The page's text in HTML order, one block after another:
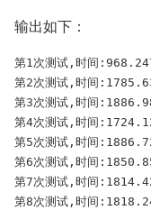
输出如下：
第1次测试,时间
第2次测试,时间
第3次测试,时间
第4次测试,时间
第5次测试,时间
第6次测试,时间
第7次测试,时间
第8次测试,时间